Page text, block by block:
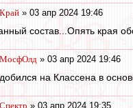
Край » 03 апр 2024 19:46
состав...Опять края
МосфОлд » 03 апр 2024 19:46
на Классена в
Спектр » 03 апр 2024 19:35